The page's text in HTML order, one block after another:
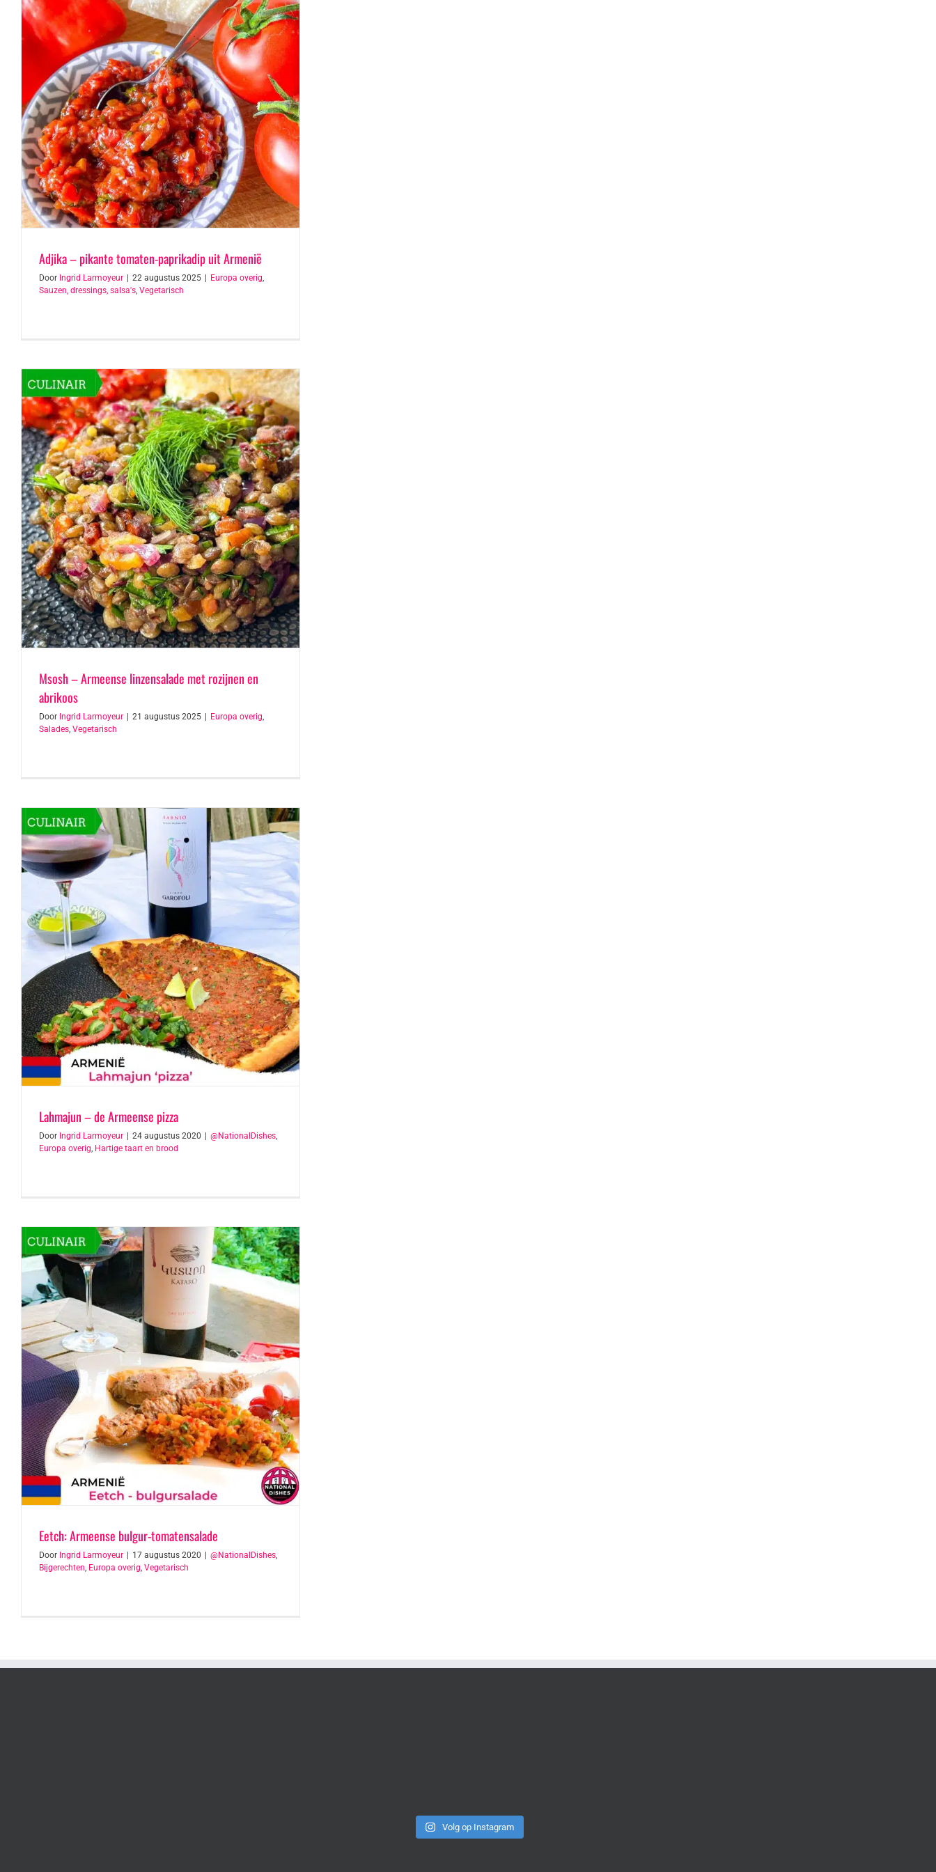
Adjika – pikante tomaten-paprikadip uit Armenië
Door Ingrid Larmoyeur 22 augustus 2025 Europa overig,
Sauzen, dressings, salsa's, Vegetarisch
Msosh – Armeense linzensalade met rozijnen en
abrikoos
Door Ingrid Larmoyeur | 21 augustus 2025 | Europa overig
Salades Vegetarisch
Lahmajun – de Armeense pizza
Door Ingrid Larmoyeur 24 augustus 2020 @NationalDishes,
Europa overig, Hartige taart en brood
Eetch: Armeense bulgur-tomatensalade
Door Ingrid Larmoyeur 17 augustus 2020 @NationalDishes,
Bijgerechten, Europa overig, Vegetarisch
Volg op Instagram